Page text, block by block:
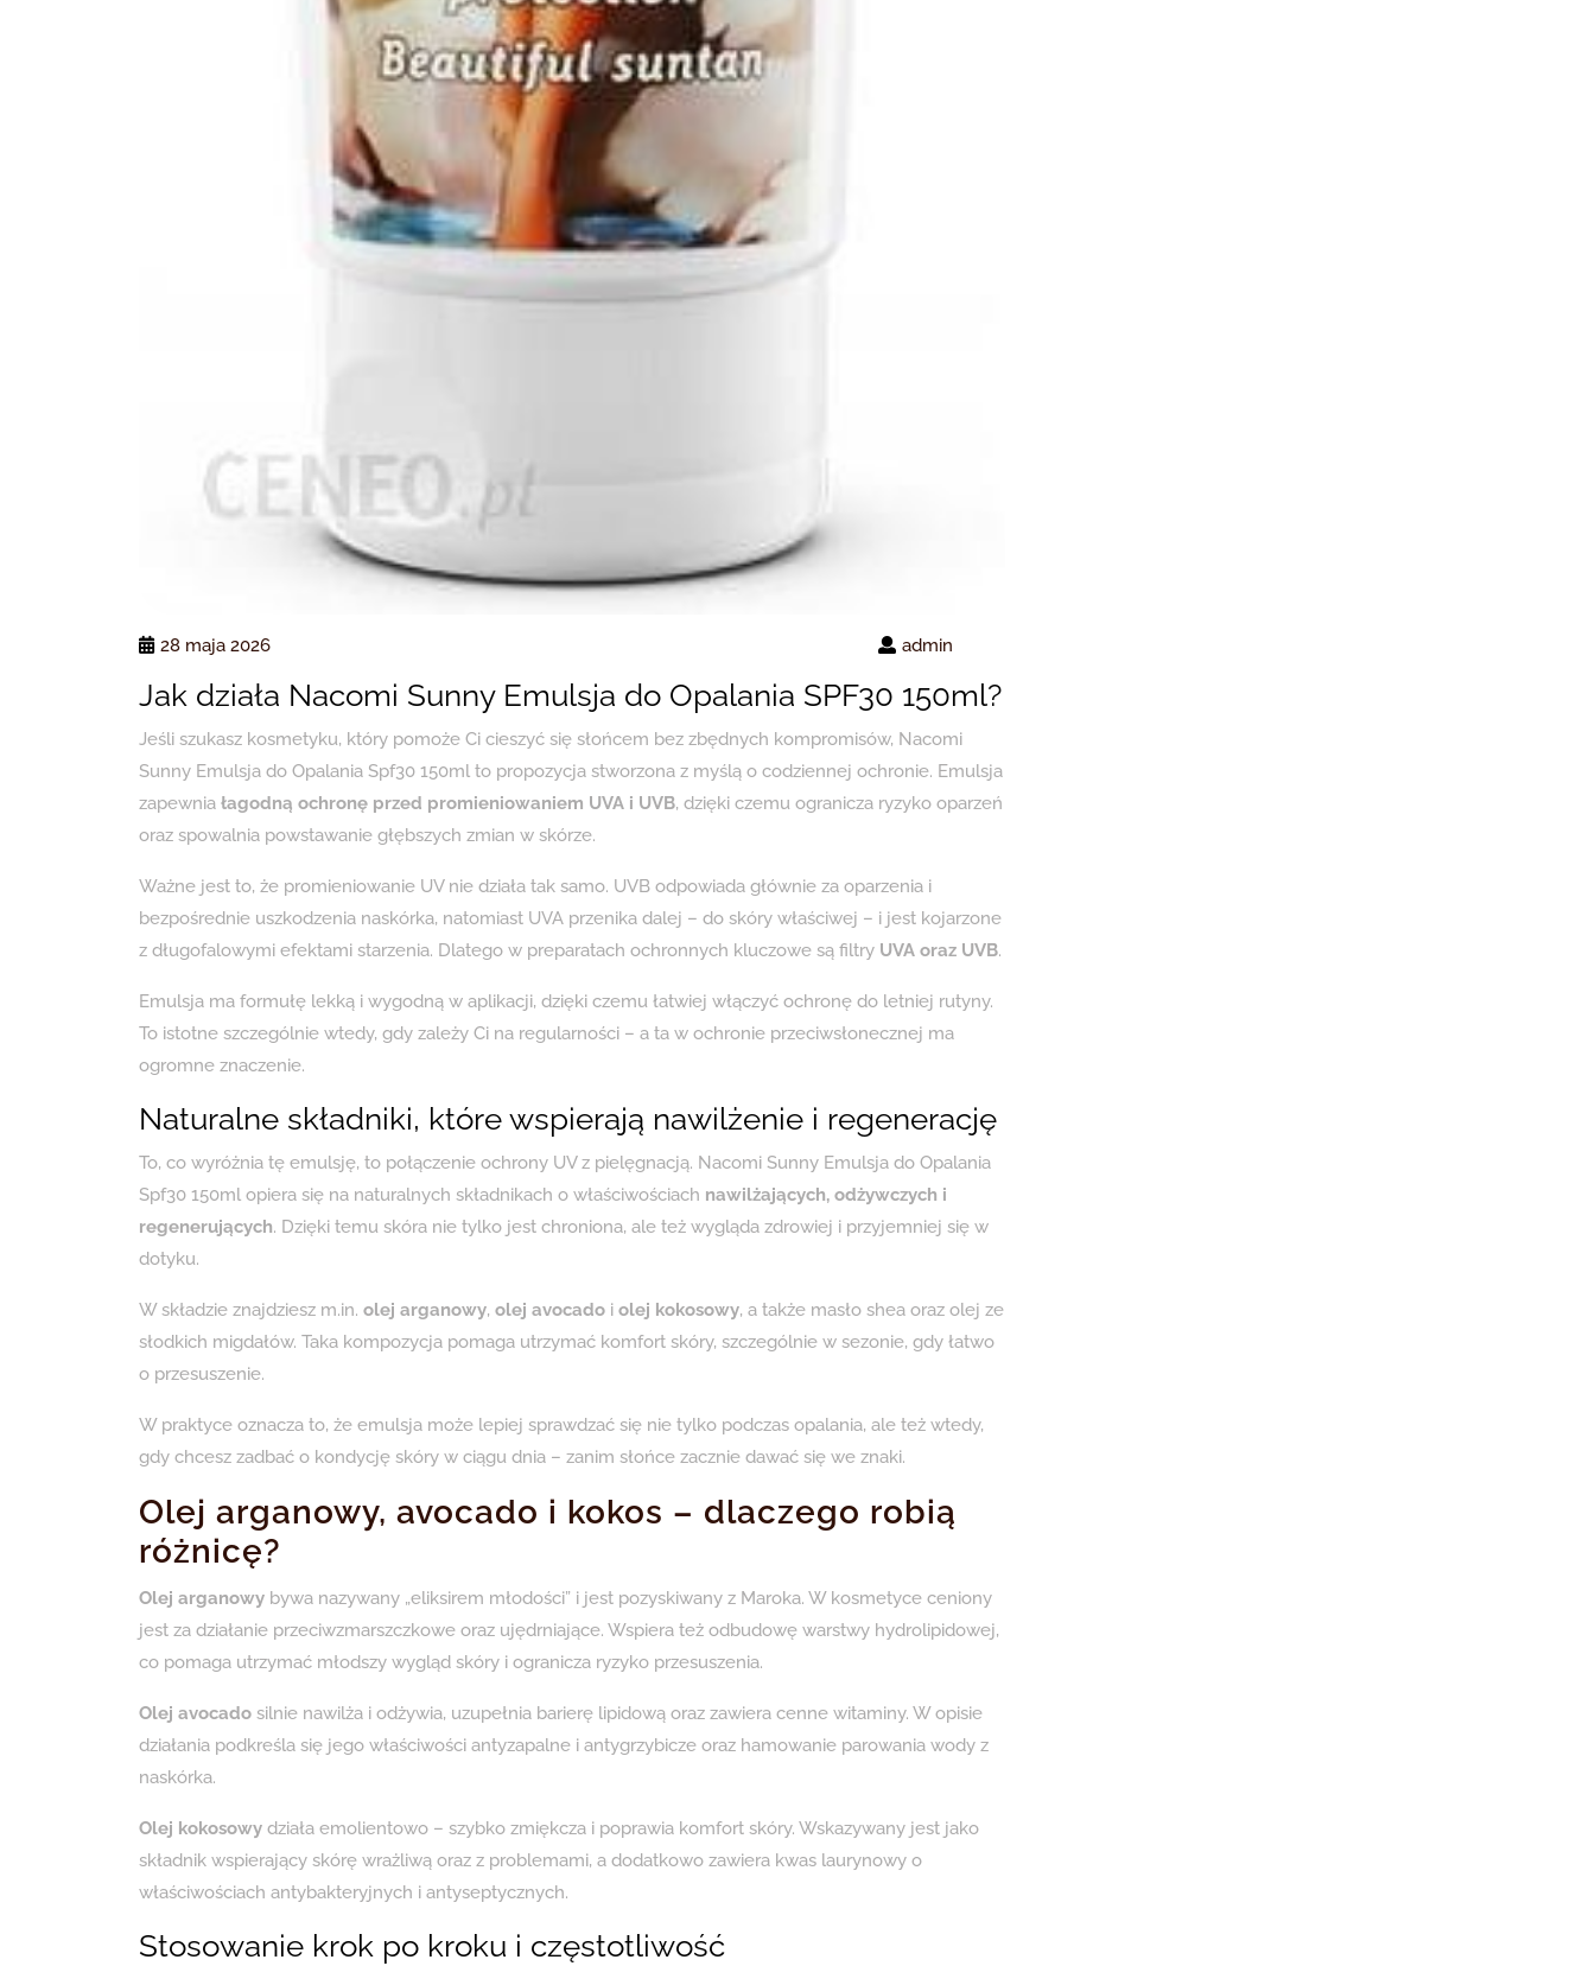
28 maja 2026 admin
Jak działa Nacomi Sunny Emulsja do Opalania SPF30 150ml?
Jeśli szukasz kosmetyku, który pomoże Ci cieszyć się słońcem bez zbędnych kompromisów, Nacomi
Sunny Emulsja do Opalania Spf30 150ml to propozycja stworzona z myślą o codziennej ochronie. Emulsja
zapewnia łagodną ochronę przed promieniowaniem UVA i UVB, dzięki czemu ogranicza ryzyko oparzeń
oraz spowalnia powstawanie głębszych zmian w skórze.
Ważne jest to, że promieniowanie UV nie działa tak samo. UVB odpowiada głównie za oparzenia i
bezpośrednie uszkodzenia naskórka, natomiast UVA przenika dalej – do skóry właściwej – i jest kojarzone
z długofalowymi efektami starzenia. Dlatego w preparatach ochronnych kluczowe są filtry UVA oraz UVB.
Emulsja ma formułę lekką i wygodną w aplikacji, dzięki czemu łatwiej włączyć ochronę do letniej rutyny.
To istotne szczególnie wtedy, gdy zależy Ci na regularności – a ta w ochronie przeciwsłonecznej ma
ogromne znaczenie.
Naturalne składniki, które wspierają nawilżenie i regenerację
To, co wyróżnia tę emulsję, to połączenie ochrony UV z pielęgnacją. Nacomi Sunny Emulsja do Opalania
Spf30 150ml opiera się na naturalnych składnikach o właściwościach nawilżających, odżywczych i
regenerujących. Dzięki temu skóra nie tylko jest chroniona, ale też wygląda zdrowiej i przyjemniej się w
dotyku.
W składzie znajdziesz m.in. olej arganowy, olej avocado i olej kokosowy, a także masło shea oraz olej ze
słodkich migdałów. Taka kompozycja pomaga utrzymać komfort skóry, szczególnie w sezonie, gdy łatwo
o przesuszenie.
W praktyce oznacza to, że emulsja może lepiej sprawdzać się nie tylko podczas opalania, ale też wtedy,
gdy chcesz zadbać o kondycję skóry w ciągu dnia – zanim słońce zacznie dawać się we znaki.
Olej arganowy, avocado i kokos – dlaczego robią
różnicę?
Olej arganowy bywa nazywany „eliksirem młodości” i jest pozyskiwany z Maroka. W kosmetyce ceniony
jest za działanie przeciwzmarszczkowe oraz ujędrniające. Wspiera też odbudowę warstwy hydrolipidowej,
co pomaga utrzymać młodszy wygląd skóry i ogranicza ryzyko przesuszenia.
Olej avocado silnie nawilża i odżywia, uzupełnia barierę lipidową oraz zawiera cenne witaminy. W opisie
działania podkreśla się jego właściwości antyzapalne i antygrzybicze oraz hamowanie parowania wody z
naskórka.
Olej kokosowy działa emolientowo – szybko zmiękcza i poprawia komfort skóry. Wskazywany jest jako
składnik wspierający skórę wrażliwą oraz z problemami, a dodatkowo zawiera kwas laurynowy o
właściwościach antybakteryjnych i antyseptycznych.
Stosowanie krok po kroku i częstotliwość